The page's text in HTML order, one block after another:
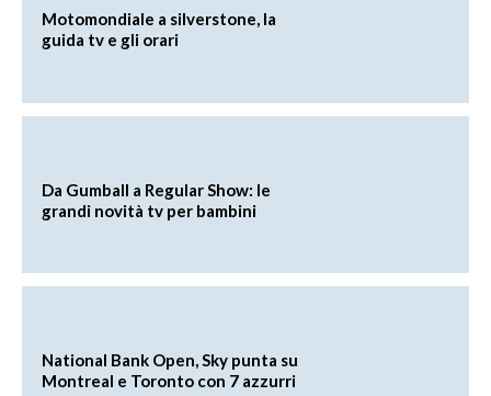
Motomondiale a silverstone, la
guida tv e gli orari
Da Gumball a Regular Show: le
grandi novità tv per bambini
National Bank Open, Sky punta su
Montreal e Toronto con 7 azzurri